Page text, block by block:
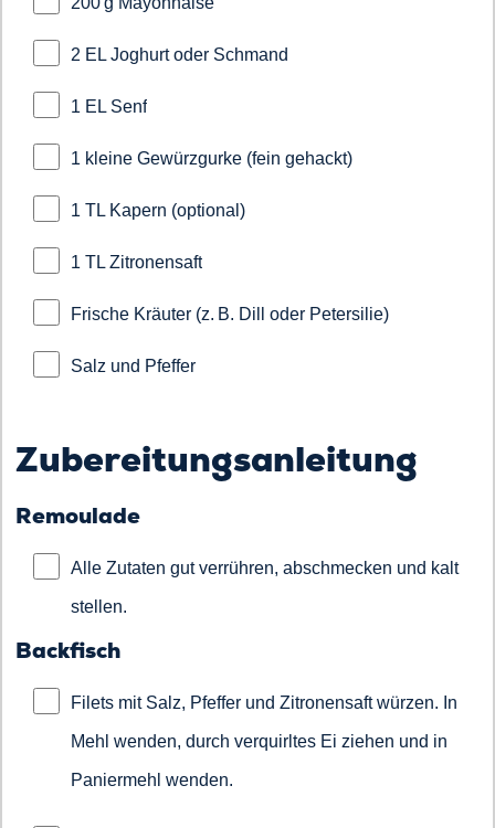
2 EL Joghurt oder Schmand
1 EL Senf
1 kleine Gewürzgurke (fein gehackt)
1 TL Kapern (optional)
1 TL Zitronensaft
Frische Kräuter (z. B. Dill oder Petersilie)
Salz und Pfeffer
Zubereitungsanleitung
Remoulade
Alle Zutaten gut verrühren, abschmecken und kalt
stellen.
Backfisch
Filets mit Salz, Pfeffer und Zitronensaft würzen. In
Mehl wenden, durch verquirltes Ei ziehen und in
Paniermehl wenden.